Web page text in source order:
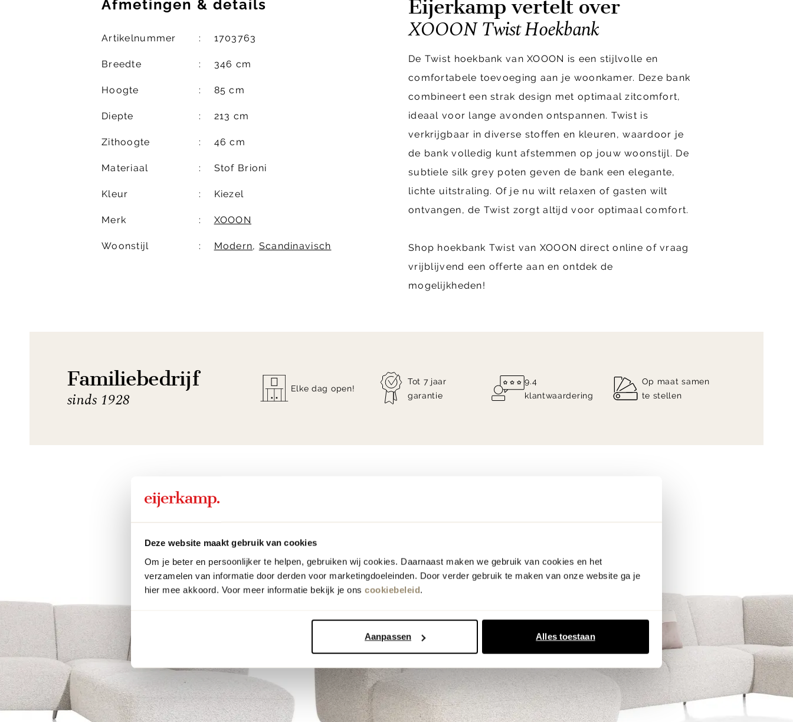
Deze website maakt gebruik van cookies
Om je beter en persoonlijker te helpen, gebruiken wij cookies. Daarnaast maken we gebruik van cookies en het
verzamelen van informatie door derden voor marketingdoeleinden. Door verder gebruik te maken van onze website ga je
hier mee akkoord. Voor meer informatie bekijk je ons cookiebeleid.
Aanpassen Alles toestaan
Afmetingen & details
Artikelnummer 1703763
Breedte 346 cm
Hoogte 85 cm
Diepte 213 cm
Zithoogte 46 cm
Materiaal Stof Brioni
Kleur Kiezel
Merk XOOON
Woonstijl Modern, Scandinavisch
Eijerkamp vertelt over
XOOON Twist Hoekbank
De Twist hoekbank van XOOON is een stijlvolle en
comfortabele toevoeging aan je woonkamer. Deze bank
combineert een strak design met optimaal zitcomfort,
ideaal voor lange avonden ontspannen. Twist is
verkrijgbaar in diverse stoffen en kleuren, waardoor je
de bank volledig kunt afstemmen op jouw woonstijl. De
subtiele silk grey poten geven de bank een elegante,
lichte uitstraling. Of je nu wilt relaxen of gasten wilt
ontvangen, de Twist zorgt altijd voor optimaal comfort.
Shop hoekbank Twist van XOOON direct online of vraag
vrijblijvend een offerte aan en ontdek de
mogelijkheden!
Familiebedrijf
sinds 1928
Elke dag open!
Tot 7 jaar
garantie
9.4
klantwaardering
Op maat samen
te stellen